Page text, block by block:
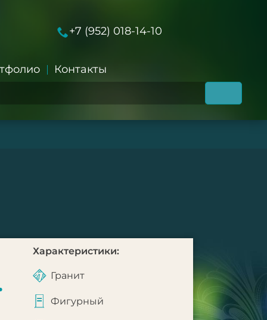
+7 (952) 018-14-10
Контакты
Характеристики:
Гранит
Фигурный